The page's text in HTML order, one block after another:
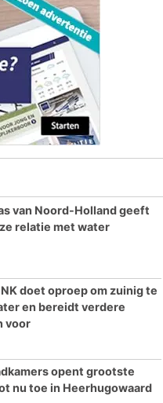
van Noord-Holland geeft
relatie met water
doet oproep om zuinig te
en bereidt verdere
voor
opent grootste
nu toe in Heerhugowaard